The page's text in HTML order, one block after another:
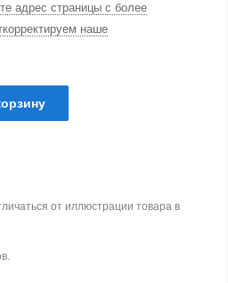
адрес страницы с более
наше
от иллюстрации товара в